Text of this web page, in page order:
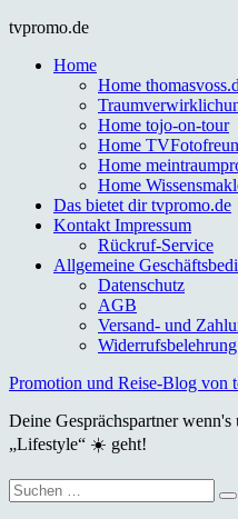
Skip
content
tvpromo.de
Home
Home
Home tojo-on-tour
Home
Home
Home
Das bietet dir tvpromo.de
Kontakt Impressum
Rückruf-Service
Allgemeine
Datenschutz
AGB
Versand- und
Widerrufsbelehrung
Promotion und Reise-Blog von
Deine Gesprächspartner
„Lifestyle“ ☀️ geht!
Suche
nach: